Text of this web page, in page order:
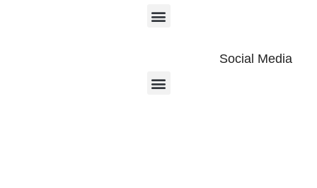
Social Media